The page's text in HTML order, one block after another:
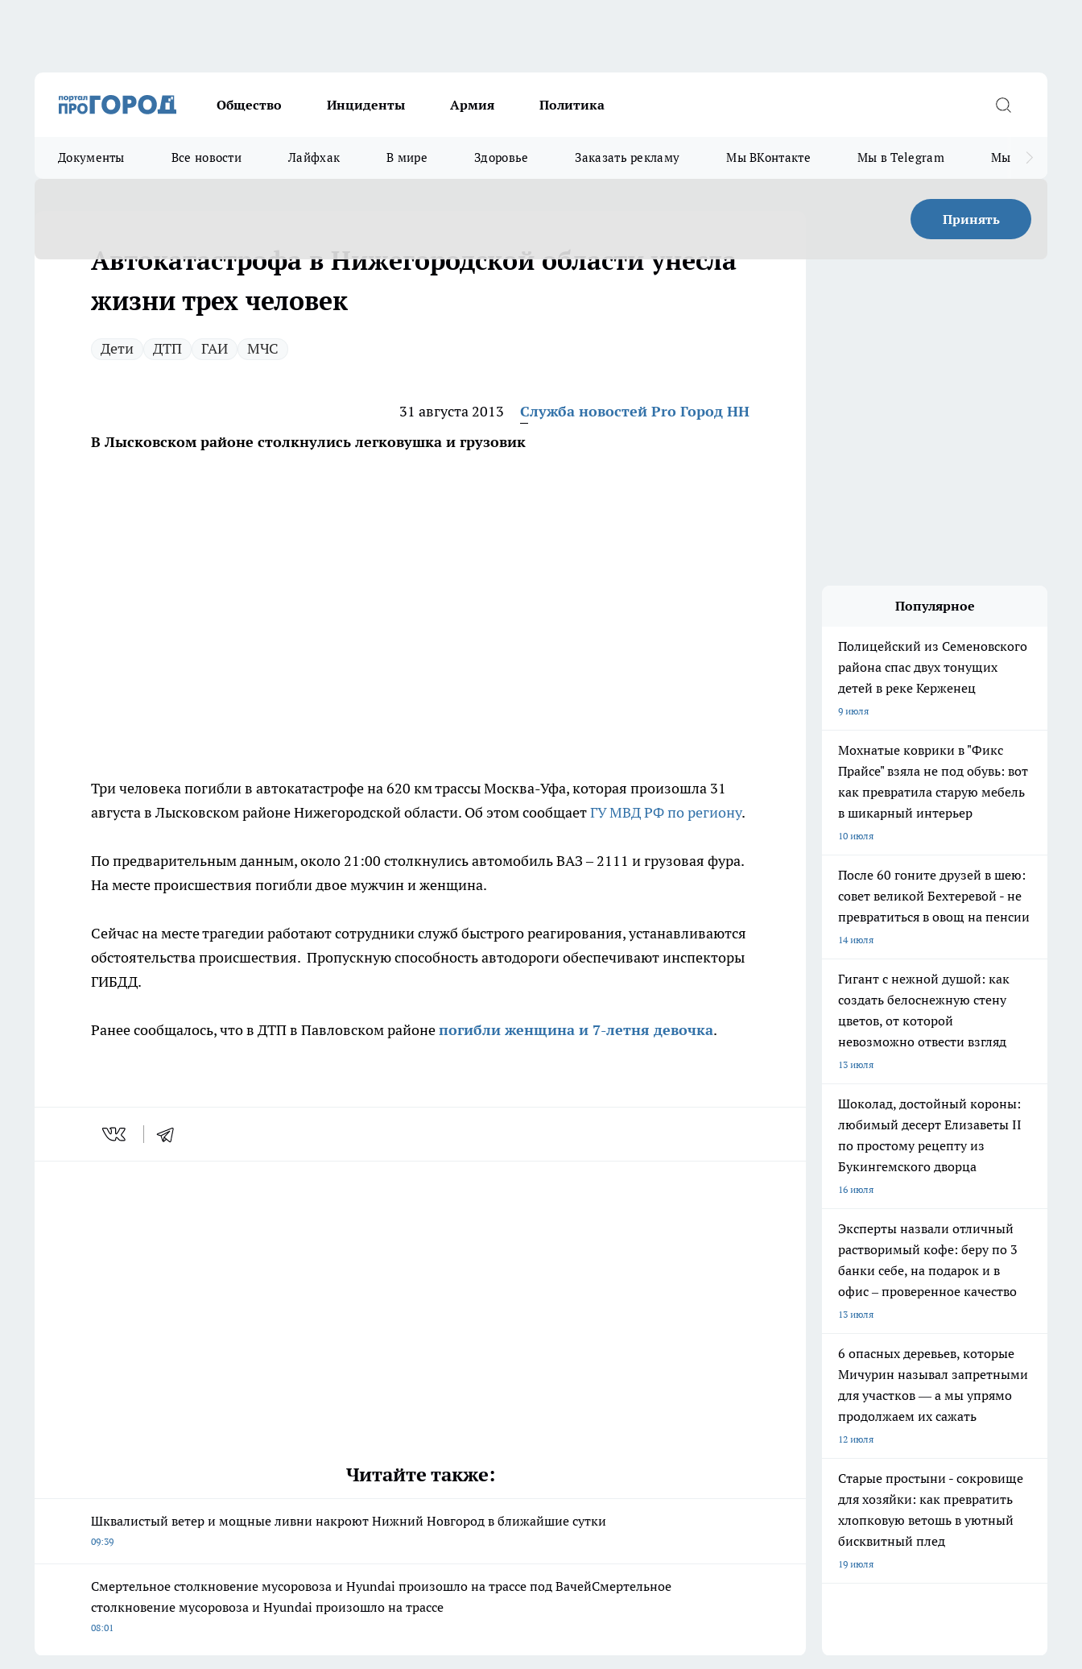
Общество Инциденты Армия Политика
Документы Все новости Лайфхак В мире Здоровье Заказать рекламу Мы ВКонтакте Мы в Telegram Мы в MAX
Принять
Автокатастрофа в Нижегородской области унесла
жизни трех человек
Дети ДТП ГАИ МЧС
31 августа 2013
Служба новостей Pro Город НН
В Лысковском районе столкнулись легковушка и грузовик
Три человека погибли в автокатастрофе на 620 км трассы Москва-Уфа, которая произошла 31
августа в Лысковском районе Нижегородской области. Об этом сообщаетГУ МВД РФ по региону.
По предварительным данным, около 21:00 столкнулись автомобиль ВАЗ – 2111 и грузовая фура.
На месте происшествия погибли двое мужчин и женщина.
Сейчас на месте трагедии работают сотрудники служб быстрого реагирования, устанавливаются
обстоятельства происшествия. Пропускную способность автодороги обеспечивают инспекторы
ГИБДД.
Ранее сообщалось, что в ДТП в Павловском районепогибли женщина и 7-летня девочка.
Читайте также:
Шквалистый ветер и мощные ливни накроют Нижний Новгород в ближайшие сутки
09:39
Смертельное столкновение мусоровоза и Hyundai произошло на трассе под ВачейСмертельное
столкновение мусоровоза и Hyundai произошло на трассе
08:01
Популярное
Полицейский из Семеновского
района спас двух тонущих
детей в реке Керженец
9 июля
Мохнатые коврики в "Фикс
Прайсе" взяла не под обувь: вот
как превратила старую мебель
в шикарный интерьер
10 июля
После 60 гоните друзей в шею:
совет великой Бехтеревой - не
превратиться в овощ на пенсии
14 июля
Гигант с нежной душой: как
создать белоснежную стену
цветов, от которой
невозможно отвести взгляд
13 июля
Шоколад, достойный короны:
любимый десерт Елизаветы II
по простому рецепту из
Букингемского дворца
16 июля
Эксперты назвали отличный
растворимый кофе: беру по 3
банки себе, на подарок и в
офис – проверенное качество
13 июля
6 опасных деревьев, которые
Мичурин называл запретными
для участков — а мы упрямо
продолжаем их сажать
12 июля
Старые простыни - сокровище
для хозяйки: как превратить
хлопковую ветошь в уютный
бисквитный плед
19 июля